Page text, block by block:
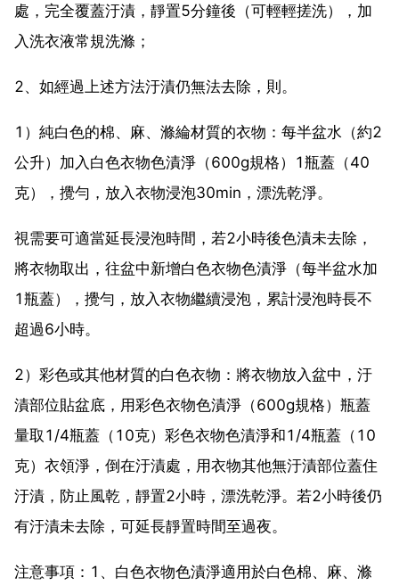
處，完全覆蓋汙漬，靜置5分鐘後（可輕輕搓洗），加
入洗衣液常規洗滌；
2、如經過上述方法汙漬仍無法去除，則。
1）純白色的棉、麻、滌綸材質的衣物：每半盆水（約2
公升）加入白色衣物色漬淨（600g規格）1瓶蓋（40
克），攪勻，放入衣物浸泡30min，漂洗乾淨。
視需要可適當延長浸泡時間，若2小時後色漬未去除，
將衣物取出，往盆中新增白色衣物色漬淨（每半盆水加
1瓶蓋），攪勻，放入衣物繼續浸泡，累計浸泡時長不
超過6小時。
2）彩色或其他材質的白色衣物：將衣物放入盆中，汙
漬部位貼盆底，用彩色衣物色漬淨（600g規格）瓶蓋
量取1/4瓶蓋（10克）彩色衣物色漬淨和1/4瓶蓋（10
克）衣領淨，倒在汙漬處，用衣物其他無汙漬部位蓋住
汙漬，防止風乾，靜置2小時，漂洗乾淨。若2小時後仍
有汙漬未去除，可延長靜置時間至過夜。
注意事項：1、白色衣物色漬淨適用於白色棉、麻、滌